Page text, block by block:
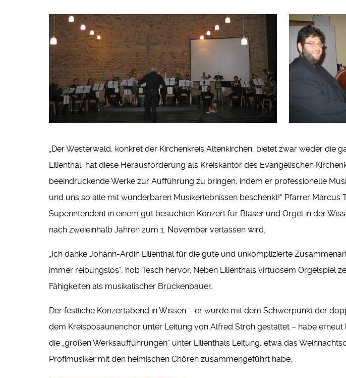
„Der Westerwald, konkret der Kirchenkreis Altenkirchen, bietet zwar weder die
Lilienthal hat diese Herausforderung als Kreiskantor des Evangelischen
beeindruckende Werke zur Aufführung zu bringen, indem er professionelle
und uns so alle mit wunderbaren Musikerlebnissen beschenkt!“ Pfarrer
Superintendent in einem gut besuchten Konzert für Bläser und Orgel in der
nach zweieinhalb Jahren zum 1. November verlassen wird.
„Ich danke Johann-Ardin Lilienthal für die gute und unkomplizierte
immer reibungslos“, hob Tesch hervor. Neben Lilienthals virtuosem
Fähigkeiten als musikalischer Brückenbauer.
Der festliche Konzertabend in Wissen – er wurde mit dem Schwerpunkt der
dem Kreisposaunenchor unter Leitung von Alfred Stroh gestaltet – habe
die „großen Werksaufführungen“ unter Lilienthals Leitung, etwa das
Profimusiker mit den heimischen Chören zusammengeführt habe.